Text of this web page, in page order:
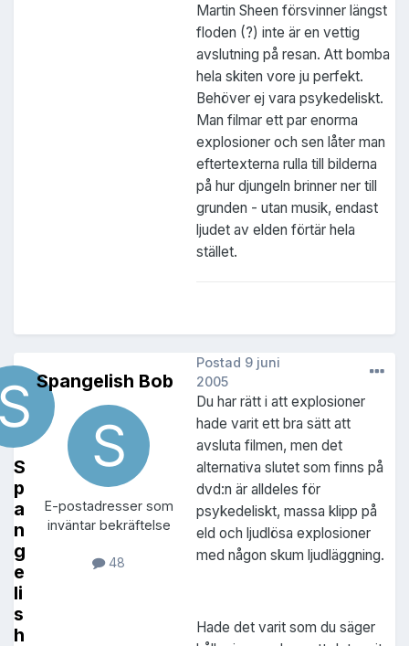
Martin Sheen försvinner längst
floden (?) inte är en vettig
avslutning på resan. Att bomba
hela skiten vore ju perfekt.
Behöver ej vara psykedeliskt.
Man filmar ett par enorma
explosioner och sen låter man
eftertexterna rulla till bilderna
på hur djungeln brinner ner till
grunden - utan musik, endast
ljudet av elden förtär hela
stället.
S
p
a
n
g
e
li
s
h
Spangelish Bob
E-postadresser som
inväntar bekräftelse
48
Postad 9 juni
2005
Du har rätt i att explosioner
hade varit ett bra sätt att
avsluta filmen, men det
alternativa slutet som finns på
dvd:n är alldeles för
psykedeliskt, massa klipp på
eld och ljudlösa explosioner
med någon skum ljudläggning.
Hade det varit som du säger